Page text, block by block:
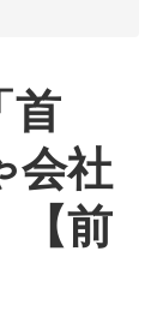
首
会社
【前